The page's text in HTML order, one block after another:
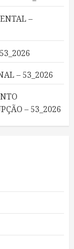
–
– 53_2026
– 53_2026